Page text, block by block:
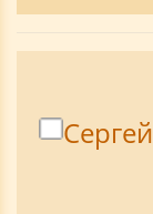
Сергей